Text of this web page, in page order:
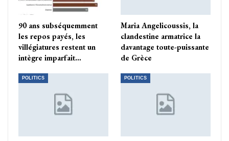
90 ans subséquemment
les repos payés, les
villégiatures restent un
intègre imparfait…
Maria Angelicoussis, la
clandestine armatrice la
davantage toute-puissante
de Grèce
POLITICS POLITICS